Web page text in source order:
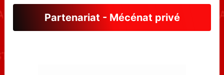
Partenariat - Mécénat privé